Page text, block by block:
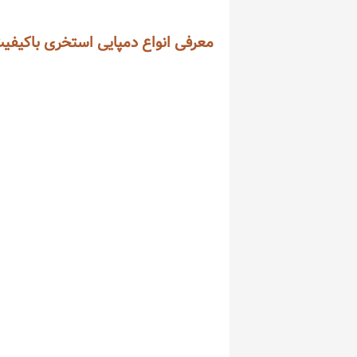
معرفی انواع دمپایی استخری